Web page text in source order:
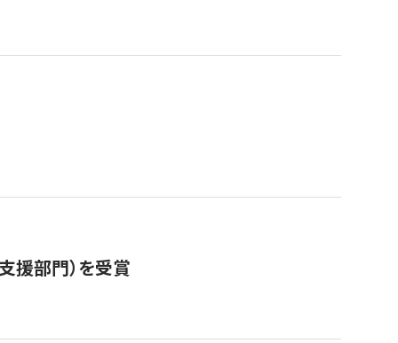
援部門）を受賞